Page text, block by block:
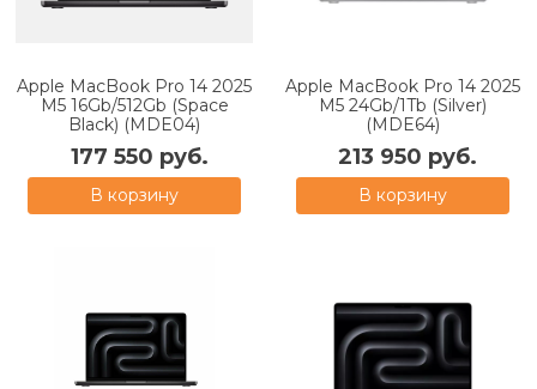
Apple MacBook Pro 14 2025
M5 16Gb/512Gb (Space
Black) (MDE04)
177 550 руб.
В корзину
Apple MacBook Pro 14 2025
M5 24Gb/1Tb (Silver)
(MDE64)
213 950 руб.
В корзину